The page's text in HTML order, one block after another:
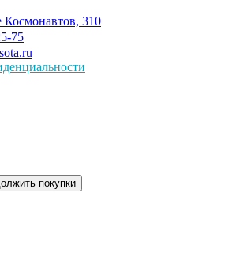
310
75
покупки